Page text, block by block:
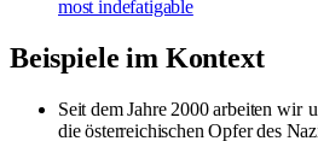
most indefatigable
Beispiele im Kontext
Seit dem Jahre 2000 arbeiten wir
die österreichischen Opfer des